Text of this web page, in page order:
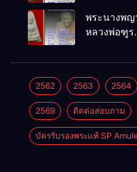
โพธิ์นิมิตร
พ.ศ.2512
พระนางพญ
หลวงพ่อฑูร
พ.ศ.2512
2562 2563 2564
2569 ติดต่อสอบถาม
บัตรรับรองพระแท้ SP